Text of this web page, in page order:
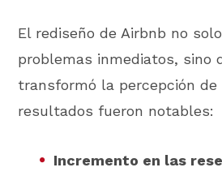
El rediseño de Airbnb no
problemas inmediatos, sino
transformó la percepción de
resultados fueron notables:
Incremento en las